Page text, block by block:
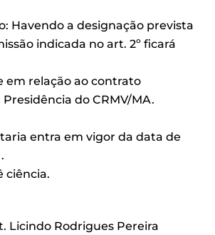
Havendo a designação prevista
indicada no art. 2º ficará
em relação ao contrato
do CRMV/MA.
entra em vigor da data de
ciência.
Licindo Rodrigues Pereira